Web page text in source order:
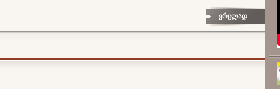
ვრცლად